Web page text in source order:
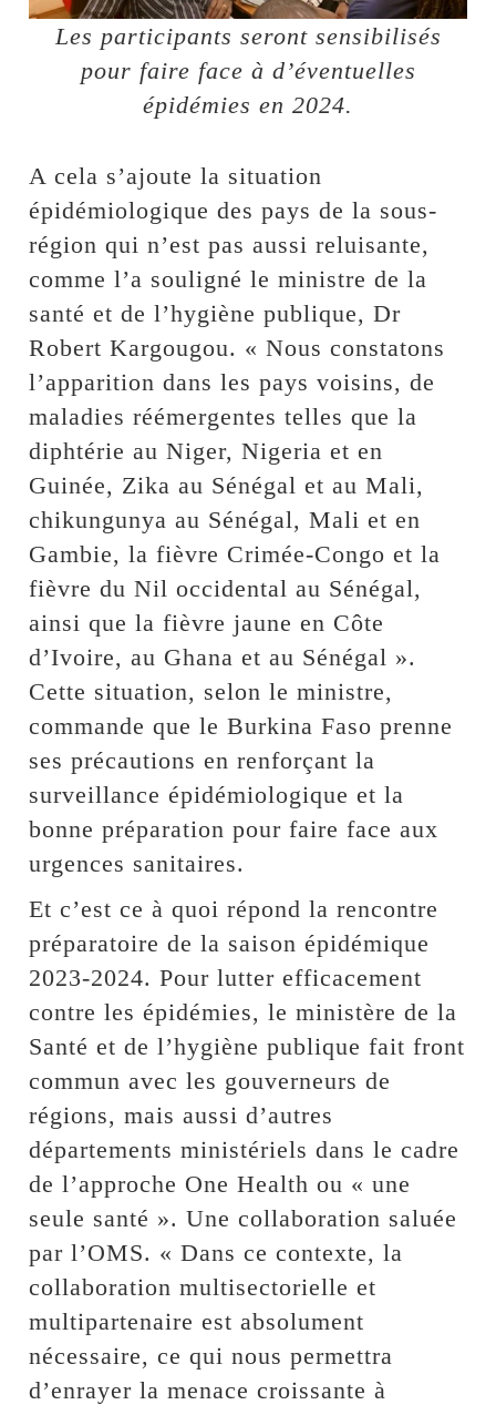
Les participants seront sensibilisés
pour faire face à d’éventuelles
épidémies en 2024.
A cela s’ajoute la situation
épidémiologique des pays de la sous-
région qui n’est pas aussi reluisante,
comme l’a souligné le ministre de la
santé et de l’hygiène publique, Dr
Robert Kargougou. « Nous constatons
l’apparition dans les pays voisins, de
maladies réémergentes telles que la
diphtérie au Niger, Nigeria et en
Guinée, Zika au Sénégal et au Mali,
chikungunya au Sénégal, Mali et en
Gambie, la fièvre Crimée-Congo et la
fièvre du Nil occidental au Sénégal,
ainsi que la fièvre jaune en Côte
d’Ivoire, au Ghana et au Sénégal ».
Cette situation, selon le ministre,
commande que le Burkina Faso prenne
ses précautions en renforçant la
surveillance épidémiologique et la
bonne préparation pour faire face aux
urgences sanitaires.
Et c’est ce à quoi répond la rencontre
préparatoire de la saison épidémique
2023-2024. Pour lutter efficacement
contre les épidémies, le ministère de la
Santé et de l’hygiène publique fait front
commun avec les gouverneurs de
régions, mais aussi d’autres
départements ministériels dans le cadre
de l’approche One Health ou « une
seule santé ». Une collaboration saluée
par l’OMS. « Dans ce contexte, la
collaboration multisectorielle et
multipartenaire est absolument
nécessaire, ce qui nous permettra
d’enrayer la menace croissante à